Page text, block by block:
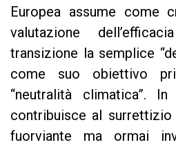
Europea assume come
valutazione
transizione la semplice
come suo obiettivo
“neutralità climatica”.
contribuisce al surrettizio
fuorviante ma ormai